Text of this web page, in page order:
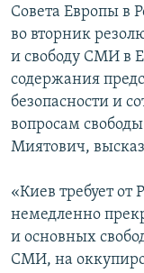
Совета Европы в
во вторник
и свободу СМИ в
содержания
безопасности и
вопросам
Миятович,
«Киев требует от
немедленно
и основных
СМИ, на